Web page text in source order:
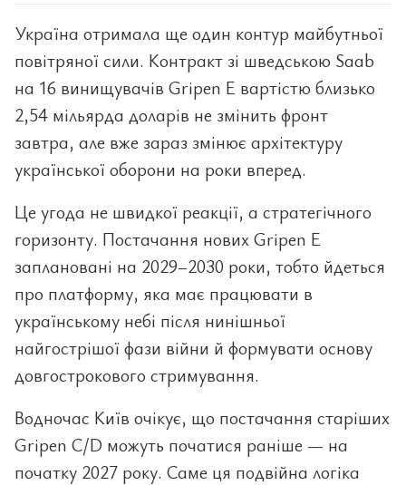
Україна отримала ще один контур майбутньої
повітряної сили. Контракт зі шведською Saab
на 16 винищувачів Gripen E вартістю близько
2,54 мільярда доларів не змінить фронт
завтра, але вже зараз змінює архітектуру
української оборони на роки вперед.
Це угода не швидкої реакції, а стратегічного
горизонту. Постачання нових Gripen E
заплановані на 2029–2030 роки, тобто йдеться
про платформу, яка має працювати в
українському небі після нинішньої
найгострішої фази війни й формувати основу
довгострокового стримування.
Водночас Київ очікує, що постачання старіших
Gripen C/D можуть початися раніше — на
початку 2027 року. Саме ця подвійна логіка